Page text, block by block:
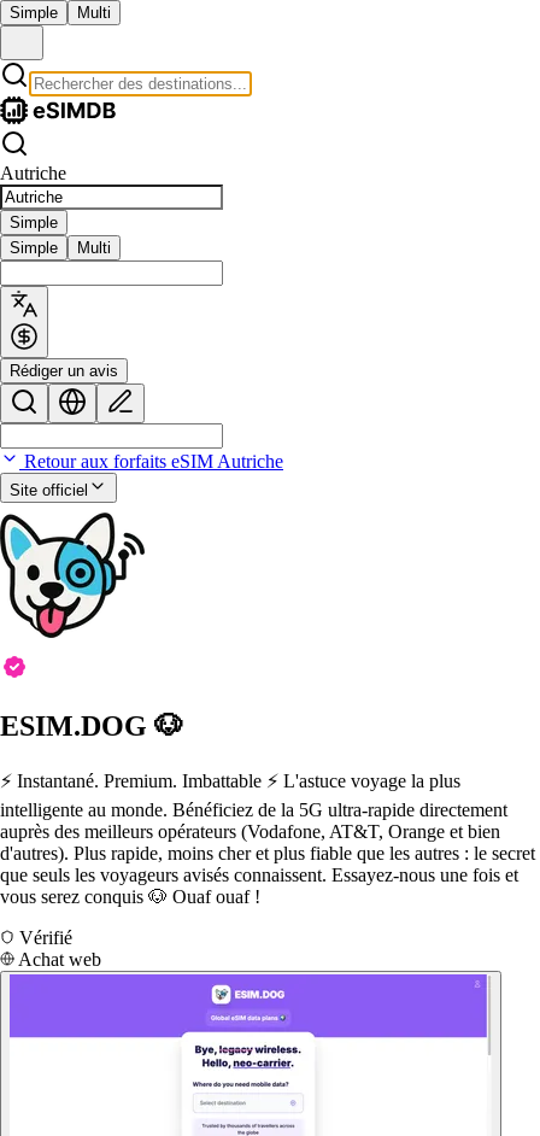
Simple Multi
Autriche
Simple
Simple
Multi
Rédiger un avis
Retour aux forfaits eSIM Autriche
Site officiel
ESIM.DOG 🐶
⚡️ Instantané. Premium. Imbattable ⚡️ L'astuce voyage la plus
intelligente au monde. Bénéficiez de la 5G ultra-rapide directement
auprès des meilleurs opérateurs (Vodafone, AT&T, Orange et bien
d'autres). Plus rapide, moins cher et plus fiable que les autres : le secret
que seuls les voyageurs avisés connaissent. Essayez-nous une fois et
vous serez conquis 🐶 Ouaf ouaf !
Vérifié
Achat web